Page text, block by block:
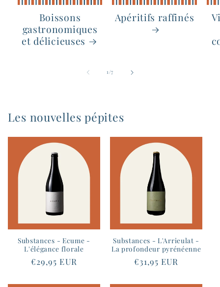
Boissons
gastronomiques
et délicieuses
Apéritifs raffinés
1/de7
Les nouvelles pépites
Substances - Ecume -
L'élégance florale
Prix
€29,95 EUR
Substances - L'Arrieulat -
La profondeur pyrénéenne
Prix
€31,95 EUR